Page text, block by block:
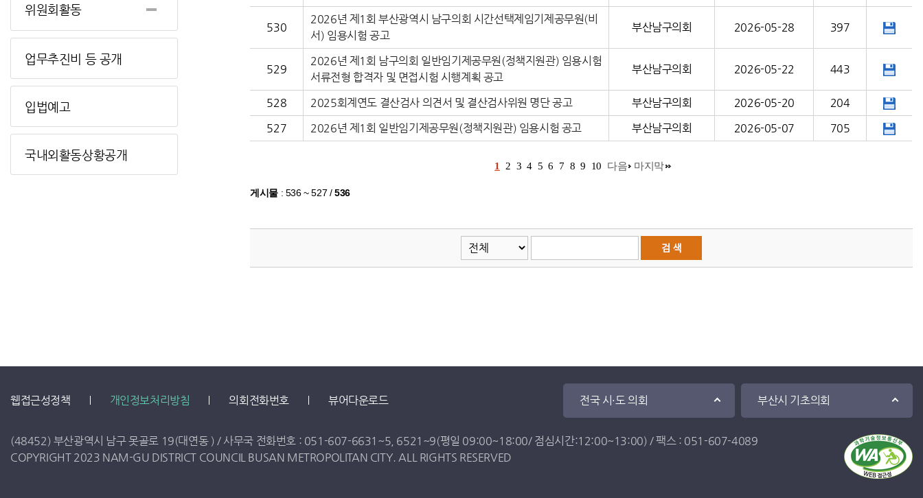
위원회활동
업무추진비 등 공개
입법예고
국내외활동상황공개
530
2026년 제1회 부산광역시 남구의회 시간선택제임기제공무원(비
서) 임용시험 공고
부산남구의회 2026-05-28 397
529
2026년 제1회 남구의회 일반임기제공무원(정책지원관) 임용시험
서류전형 합격자 및 면접시험 시행계획 공고
부산남구의회 2026-05-22 443
528 2025회계연도 결산검사 의견서 및 결산검사위원 명단 공고 부산남구의회 2026-05-20
204
527
2026년 제1회 일반임기제공무원(정책지원관) 임용시험 공고 부산남구의회 2026-05-07 705
1 2 3 4 5 6 7 8 9 10 다음 마지막
게시물 : 536 ~ 527 /536
전국 시·도 의회 부산시 기초의회
웹접근성정책 개인정보처리방침 의회전화번호 뷰어다운로드
(48452) 부산광역시 남구 못골로 19(대연동 ) / 사무국 전화번호 : 051-607-6631 ~5 6521 ~9(평일 09:00~18:00/ 점심시간:12:00~13:00) / 팩스 : 051-607-4089
COPYRIGHT 2023 NAM-GU DISTRICT COUNCIL BUSAN METROPOLITAN CITY. ALL RIGHTS RESERVED